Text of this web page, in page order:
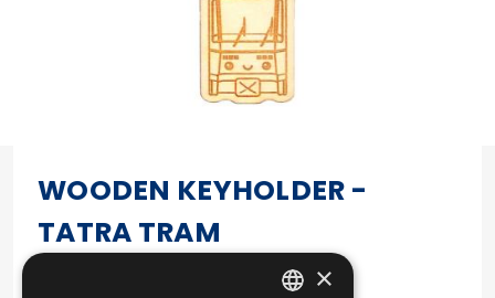
WOODEN KEYHOLDER -
TATRA TRAM
×